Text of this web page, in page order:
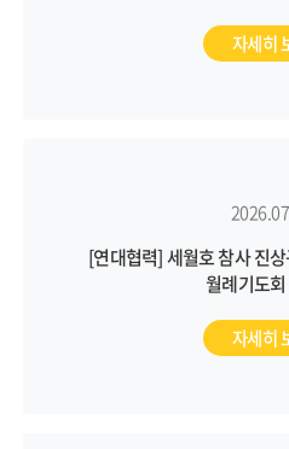
자세히
[연대협력] 세월호 참사 진
월례기도
자세히